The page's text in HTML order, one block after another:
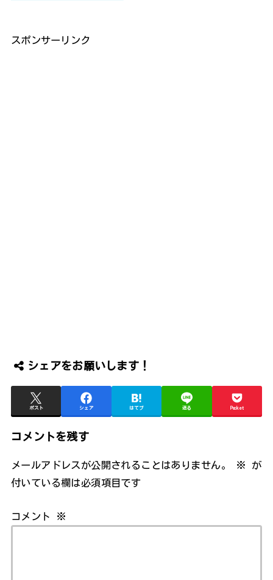
スポンサーリンク
シェアをお願いします！
ポスト シェア はてブ 送る Pocket
コメントを残す
メールアドレスが公開されることはありません。 ※
が
付いている欄は必須項目です
コメント ※